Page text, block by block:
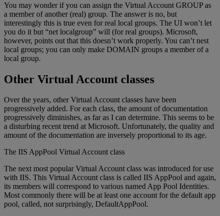
You may wonder if you can assign the Virtual Account GROUP as
a member of another (real) group. The answer is no, but
interestingly this is true even for real local groups. The UI won’t let
you do it but “net localgroup” will (for real groups). Microsoft,
however, points out that this doesn’t work properly. You can’t nest
local groups; you can only make DOMAIN groups a member of a
local group.
Other Virtual Account classes
Over the years, other Virtual Account classes have been
progressively added. For each class, the amount of documentation
progressively diminishes, as far as I can determine. This seems to be
a disturbing recent trend at Microsoft. Unfortunately, the quality and
amount of the documentation are inversely proportional to its age.
The IIS AppPool Virtual Account class
The next most popular Virtual Account class was introduced for use
with IIS. This Virtual Account class is called IIS AppPool and again,
its members will correspond to various named App Pool Identities.
Most commonly there will be at least one account for the default app
pool, called, not surprisingly, DefaultAppPool.